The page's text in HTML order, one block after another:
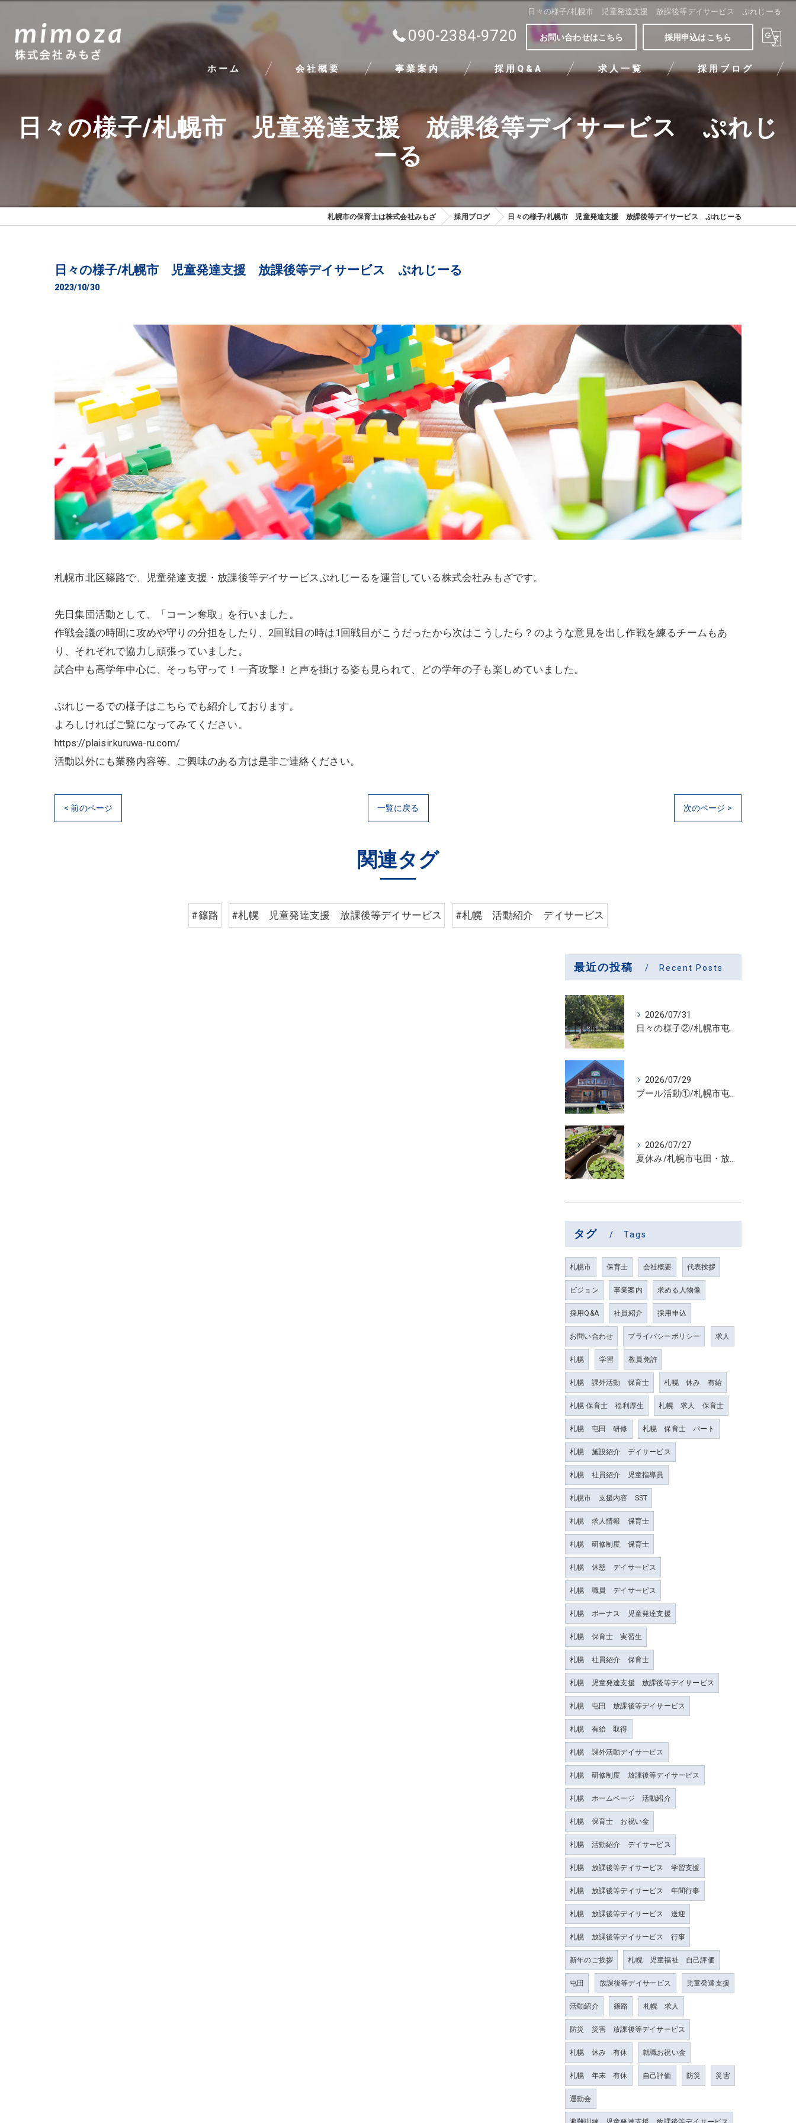
日々の様子/札幌市 児童発達支援 放課後等デイサービス ぷれじーる
090-2384-9720 お問い合わせはこちら 採用申込はこちら
ホーム 会社概要
代表挨拶
ビジョン
求める人物像
事業案内 採用Q&A 求人一覧 採用ブログ
日々の様子/札幌市 児童発達支援 放課後等デイサービス ぷれじ
ーる
札幌市の保育士は株式会社みもざ 採用ブログ 日々の様子/札幌市 児童発達支援 放課後等デイサービス ぷれじーる
日々の様子/札幌市 児童発達支援 放課後等デイサービス ぷれじーる
2023/10/30
札幌市北区篠路で、児童発達支援・ 放課後等デイサービスぷれじーるを運営している株式会社みもざです。
先日集団活動として、「コーン奪取」を行いました。
作戦会議の時間に攻めや守りの分担をしたり、2回戦目の時は1 回戦目がこうだったから次はこうしたら？ のような意見を出し作戦を練るチームもあ
り、それぞれで協力し頑張っていました。
試合中も高学年中心に、そっち守って！一斉攻撃！ と声を掛ける姿も見られて、どの学年の子も楽しめていました。
ぷれじーるでの様子はこちらでも紹介しております。
よろしければご覧になってみてください。
https://plaisir.kuruwa-ru.com/
活動以外にも業務内容等、ご興味のある方は是非ご連絡ください。
< 前のページ 一覧に戻る 次のページ >
関連タグ
#篠路 #札幌 児童発達支援 放課後等デイサービス #札幌 活動紹介 デイサービス
最近の投稿 Recent Posts
2026/07/31
日々の様子②/札幌市屯田・放課後等デイサービス くるわーる
2026/07/29
プール活動①/札幌市屯田・放課後等デイサービス くるわーる
2026/07/27
夏休み/札幌市屯田・放課後等デイサービス くるわーる
タグ Tags
札幌市 保育士 会社概要 代表挨拶
ビジョン 事業案内 求める人物像
採用Q&A 社員紹介 採用申込
お問い合わせ プライバシーポリシー 求人
札幌 学習 教員免許
札幌 課外活動 保育士 札幌 休み 有給
札幌 保育士 福利厚生 札幌 求人 保育士
札幌 屯田 研修 札幌 保育士 パート
札幌 施設紹介 デイサービス
札幌 社員紹介 児童指導員
札幌市 支援内容 SST
札幌 求人情報 保育士
札幌 研修制度 保育士
札幌 休憩 デイサービス
札幌 職員 デイサービス
札幌 ボーナス 児童発達支援
札幌 保育士 実習生
札幌 社員紹介 保育士
札幌 児童発達支援 放課後等デイサービス
札幌 屯田 放課後等デイサービス
札幌 有給 取得
札幌 課外活動デイサービス
札幌 研修制度 放課後等デイサービス
札幌 ホームページ 活動紹介
札幌 保育士 お祝い金
札幌 活動紹介 デイサービス
札幌 放課後等デイサービス 学習支援
札幌 放課後等デイサービス 年間行事
札幌 放課後等デイサービス 送迎
札幌 放課後等デイサービス 行事
新年のご挨拶 札幌 児童福祉 自己評価
屯田 放課後等デイサービス 児童発達支援
活動紹介 篠路 札幌 求人
防災 災害 放課後等デイサービス
札幌 休み 有休 就職お祝い金
札幌 年末 有休 自己評価 防災 災害
運動会